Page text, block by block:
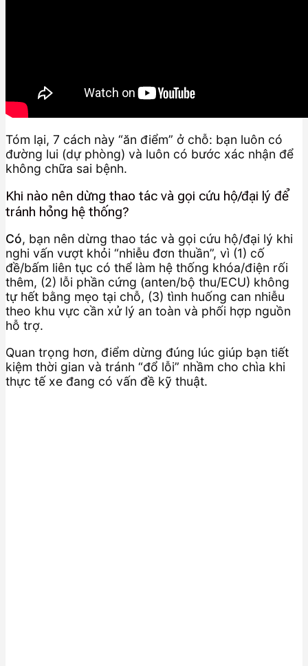
Tóm lại, 7 cách này “ăn điểm” ở chỗ: bạn luôn có
đường lui (dự phòng) và luôn có bước xác nhận để
không chữa sai bệnh.
Khi nào nên dừng thao tác và gọi cứu hộ/đại lý để
tránh hỏng hệ thống?
Có, bạn nên dừng thao tác và gọi cứu hộ/đại lý khi
nghi vấn vượt khỏi “nhiễu đơn thuần”, vì (1) cố
đề/bấm liên tục có thể làm hệ thống khóa/điện rối
thêm, (2) lỗi phần cứng (anten/bộ thu/ECU) không
tự hết bằng mẹo tại chỗ, (3) tình huống can nhiễu
theo khu vực cần xử lý an toàn và phối hợp nguồn
hỗ trợ.
Quan trọng hơn, điểm dừng đúng lúc giúp bạn tiết
kiệm thời gian và tránh “đổ lỗi” nhầm cho chìa khi
thực tế xe đang có vấn đề kỹ thuật.